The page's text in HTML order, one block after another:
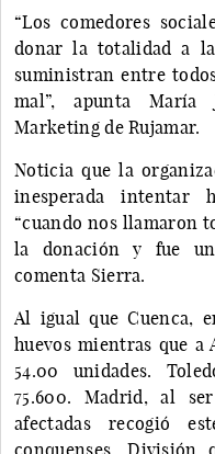
“Los comedores
donar la totalidad a
suministran entre
mal”, apunta María
Marketing de Rujamar.
Noticia que la
inesperada intentar
“cuando nos llamaron
la donación y fue
comenta Sierra.
Al igual que Cuenca,
huevos mientras que a
54.00 unidades.
75.600. Madrid, al
afectadas recogió
conquenses.